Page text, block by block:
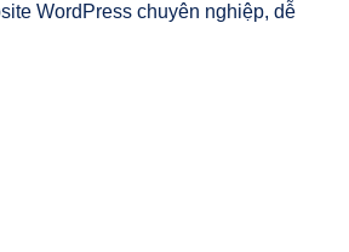
WordPress chuyên nghiệp, dễ